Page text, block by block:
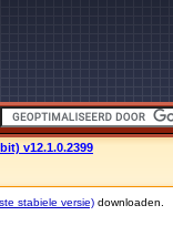
v12.1.0.2399
stabiele versie) downloaden.